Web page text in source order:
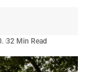
32 Min Read